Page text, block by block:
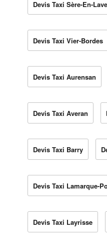
Devis Taxi Sère-En-
Devis Taxi Vier-Bordes
Devis Taxi Aurensan
Devis Taxi Averan
Devis Taxi Barry
Devis Taxi Lamarque-
Devis Taxi Layrisse